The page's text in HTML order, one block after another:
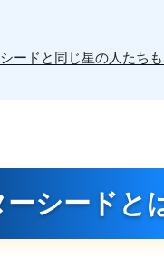
ードと同じ星の人たち
ーシードと